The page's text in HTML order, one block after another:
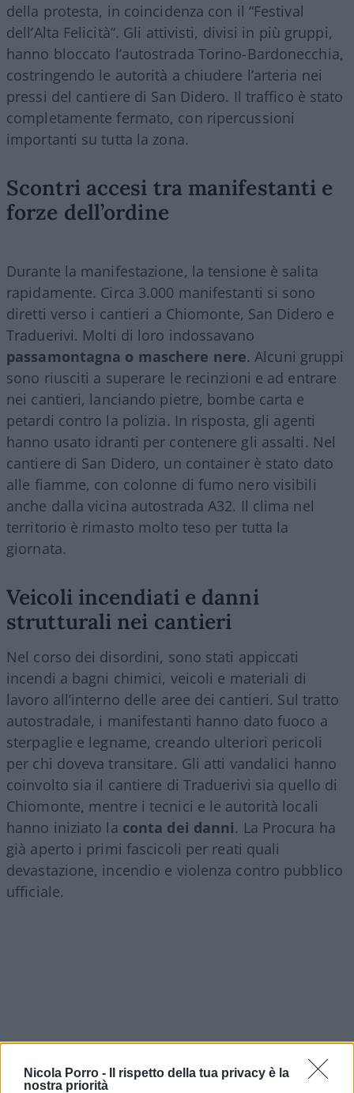
Nicola Porro -
Il rispetto della tua privacy è la
nostra priorità
della protesta, in coincidenza con il “Festival
dell’Alta Felicità”. Gli attivisti, divisi in più gruppi,
hanno bloccato l’autostrada Torino-Bardonecchia,
costringendo le autorità a chiudere l’arteria nei
pressi del cantiere di San Didero. Il traffico è stato
completamente fermato, con ripercussioni
importanti su tutta la zona.
Scontri accesi tra manifestanti e
forze dell’ordine
Durante la manifestazione, la tensione è salita
rapidamente. Circa 3.000 manifestanti si sono
diretti verso i cantieri a Chiomonte, San Didero e
Traduerivi. Molti di loro indossavano
passamontagna o maschere nere. Alcuni gruppi
sono riusciti a superare le recinzioni e ad entrare
nei cantieri, lanciando pietre, bombe carta e
petardi contro la polizia. In risposta, gli agenti
hanno usato idranti per contenere gli assalti. Nel
cantiere di San Didero, un container è stato dato
alle fiamme, con colonne di fumo nero visibili
anche dalla vicina autostrada A32. Il clima nel
territorio è rimasto molto teso per tutta la
giornata.
Veicoli incendiati e danni
strutturali nei cantieri
Nel corso dei disordini, sono stati appiccati
incendi a bagni chimici, veicoli e materiali di
lavoro all’interno delle aree dei cantieri. Sul tratto
autostradale, i manifestanti hanno dato fuoco a
sterpaglie e legname, creando ulteriori pericoli
per chi doveva transitare. Gli atti vandalici hanno
coinvolto sia il cantiere di Traduerivi sia quello di
Chiomonte, mentre i tecnici e le autorità locali
hanno iniziato la conta dei danni. La Procura ha
già aperto i primi fascicoli per reati quali
devastazione, incendio e violenza contro pubblico
ufficiale.